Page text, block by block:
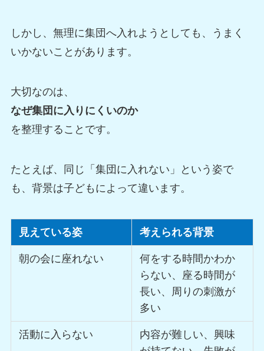
しかし、無理に集団へ入れようとしても、うまく
いかないことがあります。
大切なのは、
なぜ集団に入りにくいのか
を整理することです。
たとえば、同じ「集団に入れない」という姿で
も、背景は子どもによって違います。
見えている姿 考えられる背景
朝の会に座れない
何をする時間かわか
らない、座る時間が
長い、周りの刺激が
多い
活動に入らない
内容が難しい、興味